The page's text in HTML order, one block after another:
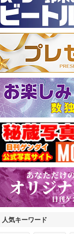
人気キーワード